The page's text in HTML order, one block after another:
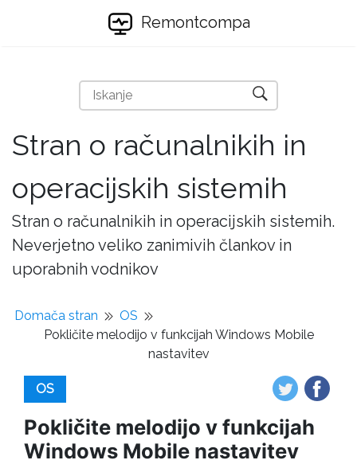
Remontcompa
Stran o računalnikih in
operacijskih sistemih
Stran o računalnikih in operacijskih sistemih.
Neverjetno veliko zanimivih člankov in
uporabnih vodnikov
Domača stran
OS
Pokličite melodijo v funkcijah Windows Mobile
nastavitev
OS
Pokličite melodijo v funkcijah
Windows Mobile nastavitev